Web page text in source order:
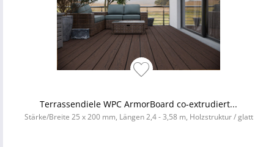
Terrassendiele WPC ArmorBoard co-extrudiert...
Stärke/Breite 25 x 200 mm, Längen 2,4 - 3,58 m, Holzstruktur / glatt